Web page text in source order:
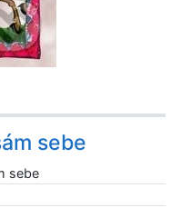
sebe
sebe